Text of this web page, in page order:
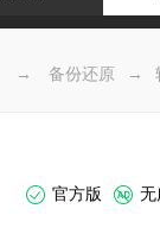
→ 备份还原 →
官方版 无